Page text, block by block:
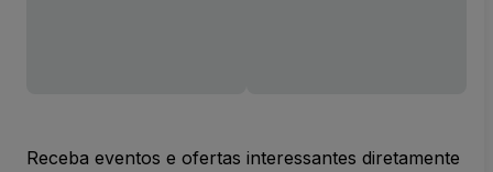
Receba eventos e ofertas interessantes diretamente